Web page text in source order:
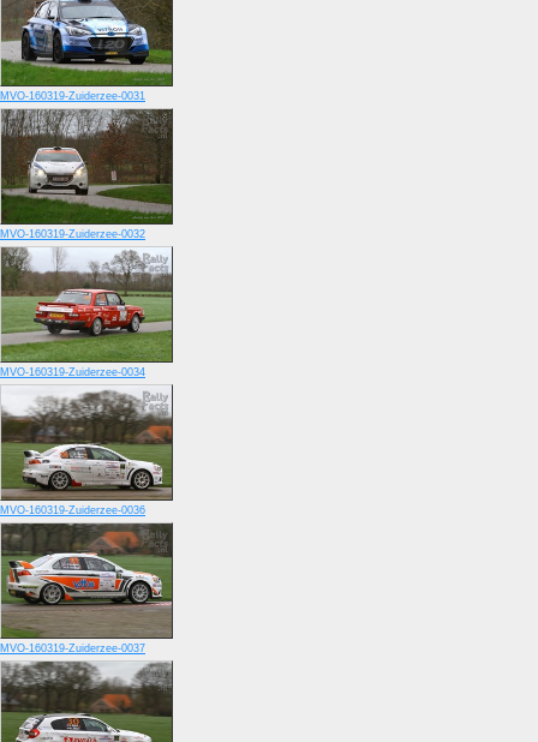
MVO-160319-Zuiderzee-0031
MVO-160319-Zuiderzee-0032
MVO-160319-Zuiderzee-0034
MVO-160319-Zuiderzee-0036
MVO-160319-Zuiderzee-0037